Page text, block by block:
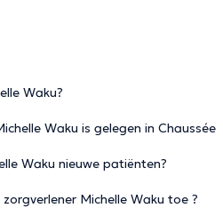
Waku?
Waku is gelegen in Chaussée
Waku nieuwe patiënten?
Michelle Waku toe ?